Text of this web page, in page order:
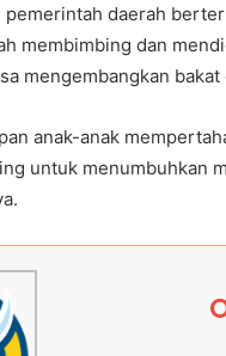
pemerintah daerah
membimbing dan
mengembangkan
anak-anak
untuk menumbuhkan